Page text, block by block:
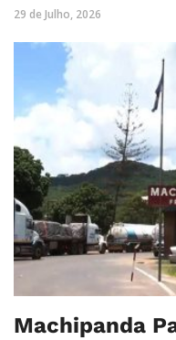
29 de Julho, 2026
Machipanda